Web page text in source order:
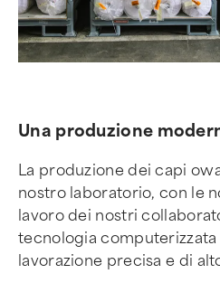
Una produzione
La produzione dei capi
nostro laboratorio, con le
lavoro dei nostri
tecnologia computerizzata
lavorazione precisa e di